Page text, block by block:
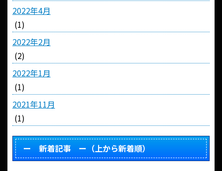
2022年4月
(1)
2022年2月
(2)
2022年1月
(1)
2021年11月
(1)
ー 新着記事 ー（上から新着順）